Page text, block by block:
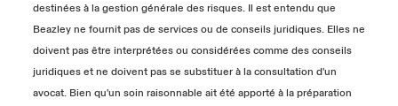
destinées à la gestion générale des risques. Il est entendu que
Beazley ne fournit pas de services ou de conseils juridiques. Elles ne
doivent pas être interprétées ou considérées comme des conseils
juridiques et ne doivent pas se substituer à la consultation d'un
avocat. Bien qu'un soin raisonnable ait été apporté à la préparation